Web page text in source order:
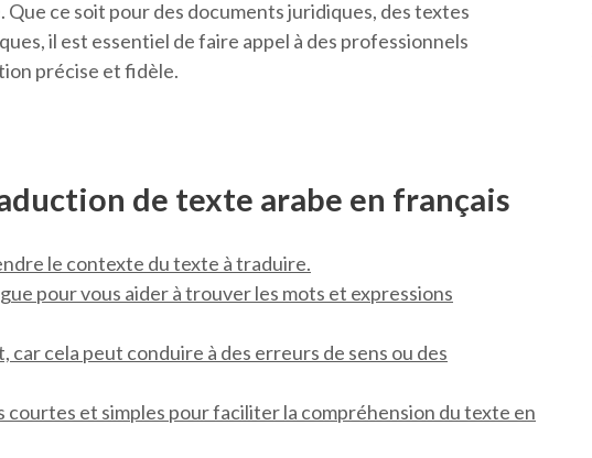
ce soit pour des documents juridiques, des textes
il est essentiel de faire appel à des professionnels
précise et fidèle.
de texte arabe en français
le contexte du texte à traduire.
pour vous aider à trouver les mots et expressions
car cela peut conduire à des erreurs de sens ou des
courtes et simples pour faciliter la compréhension du texte en